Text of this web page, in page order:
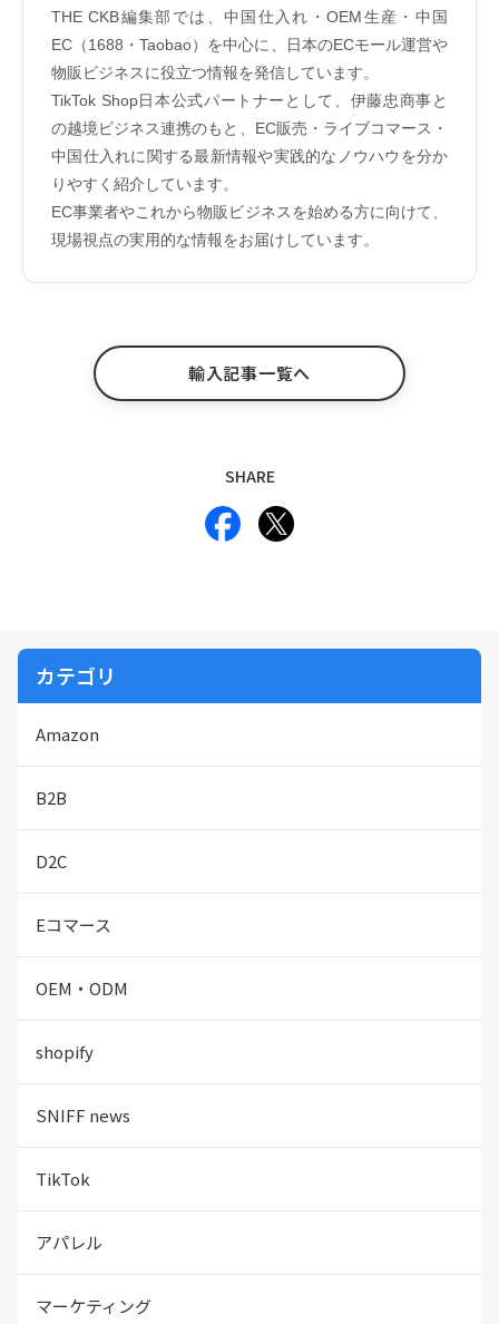
THE CKB編集部では、中国仕入れ・OEM生産・中国
EC（1688・Taobao）を中心に、日本のECモール運営や
物販ビジネスに役立つ情報を発信しています。
TikTok Shop日本公式パートナーとして、伊藤忠商事と
の越境ビジネス連携のもと、EC販売・ライブコマース・
中国仕入れに関する最新情報や実践的なノウハウを分か
りやすく紹介しています。
EC事業者やこれから物販ビジネスを始める方に向けて、
現場視点の実用的な情報をお届けしています。
輸入記事一覧へ
SHARE
カテゴリ
Amazon
B2B
D2C
Eコマース
OEM・ODM
shopify
SNIFF news
TikTok
アパレル
マーケティング